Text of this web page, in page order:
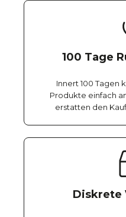
100 Tage
Innert 100 Tagen
Produkte einfach
erstatten den
Diskrete